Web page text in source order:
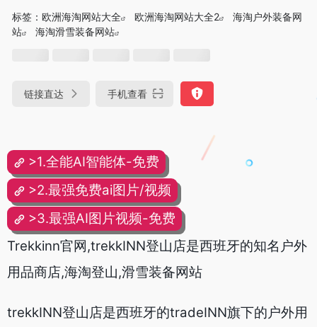
标签： 欧洲海淘网站大全 欧洲海淘网站大全2
海淘户外装备网
站
海淘滑雪装备网站
链接直达 手机查看
>1.全能AI智能体-免费
>2.最强免费ai图片/视频
>3.最强AI图片视频-免费
Trekkinn官网,trekkINN登山店是西班牙的知名户外
用品商店,海淘登山,滑雪装备网站
trekkINN登山店是西班牙的tradeINN旗下的户外用